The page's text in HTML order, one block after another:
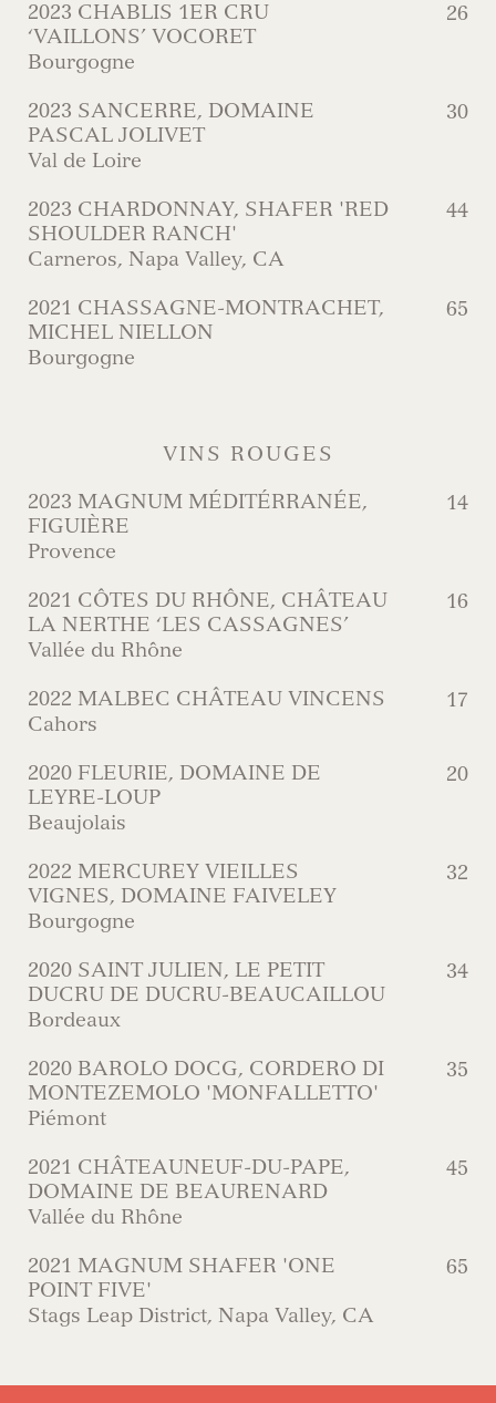
2023 CHABLIS 1ER CRU
‘VAILLONS’ VOCORET
Bourgogne
26
2023 SANCERRE, DOMAINE
PASCAL JOLIVET
Val de Loire
30
2023 CHARDONNAY, SHAFER 'RED
SHOULDER RANCH'
Carneros, Napa Valley, CA
44
2021 CHASSAGNE-MONTRACHET,
MICHEL NIELLON
Bourgogne
65
VINS ROUGES
2023 MAGNUM MÉDITÉRRANÉE,
FIGUIÈRE
Provence
14
2021 CÔTES DU RHÔNE, CHÂTEAU
LA NERTHE ‘LES CASSAGNES’
Vallée du Rhône
16
2022 MALBEC CHÂTEAU VINCENS
Cahors
17
2020 FLEURIE, DOMAINE DE
LEYRE-LOUP
Beaujolais
20
2022 MERCUREY VIEILLES
VIGNES, DOMAINE FAIVELEY
Bourgogne
32
2020 SAINT JULIEN, LE PETIT
DUCRU DE DUCRU-BEAUCAILLOU
Bordeaux
34
2020 BAROLO DOCG, CORDERO DI
MONTEZEMOLO 'MONFALLETTO'
Piémont
35
2021 CHÂTEAUNEUF-DU-PAPE,
DOMAINE DE BEAURENARD
Vallée du Rhône
45
2021 MAGNUM SHAFER 'ONE
POINT FIVE'
Stags Leap District, Napa Valley, CA
65